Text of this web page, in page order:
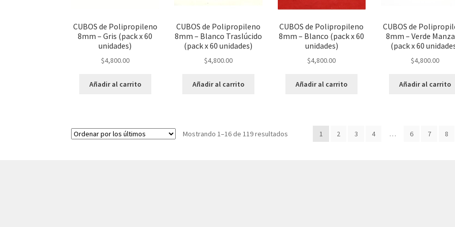
CUBOS de Polipropileno
8mm – Gris (pack x 60
unidades)
$4,800.00
Añadir al carrito
CUBOS de Polipropileno
8mm – Blanco Traslúcido
(pack x 60 unidades)
$4,800.00
Añadir al carrito
CUBOS de Polipropileno
8mm – Blanco (pack x 60
unidades)
$4,800.00
Añadir al carrito
CUBOS de
8mm – Verde
(pack x 60
$4,800.00
Añadir al carrito
Mostrando 1–16 de 119 resultados 1 2 3 4 … 6 7 8